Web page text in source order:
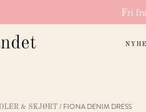
Fri
& SKJØRT / FIONA DENIM DRESS